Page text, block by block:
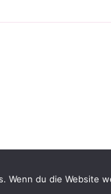
Wenn du die Website